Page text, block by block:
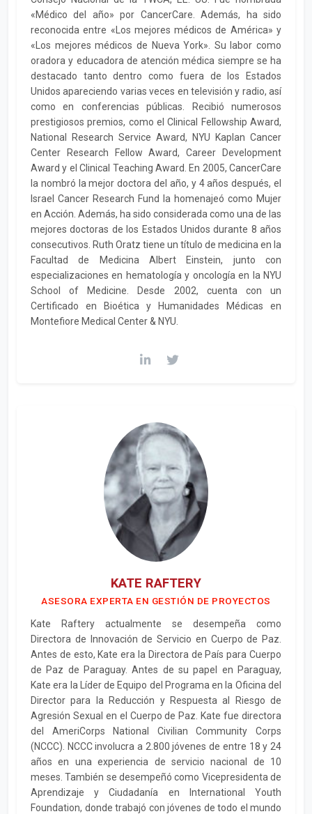
«Médico del año» por CancerCare. Además, ha sido
reconocida entre «Los mejores médicos de América» ​​y
«Los mejores médicos de Nueva York». Su labor como
oradora y educadora de atención médica siempre se ha
destacado tanto dentro como fuera de los Estados
Unidos apareciendo varias veces en televisión y radio, así
como en conferencias públicas. Recibió numerosos
prestigiosos premios, como el Clinical Fellowship Award,
National Research Service Award, NYU Kaplan Cancer
Center Research Fellow Award, Career Development
Award y el Clinical Teaching Award. En 2005, CancerCare
la nombró la mejor doctora del año, y 4 años después, el
Israel Cancer Research Fund la homenajeó como Mujer
en Acción. Además, ha sido considerada como una de las
mejores doctoras de los Estados Unidos durante 8 años
consecutivos. Ruth Oratz tiene un título de medicina en la
Facultad de Medicina Albert Einstein, junto con
especializaciones en hematología y oncología en la NYU
School of Medicine. Desde 2002, cuenta con un
Certificado en Bioética y Humanidades Médicas en
Montefiore Medical Center & NYU.
KATE RAFTERY
ASESORA EXPERTA EN GESTIÓN DE PROYECTOS
Kate Raftery actualmente se desempeña como
Directora de Innovación de Servicio en Cuerpo de Paz.
Antes de esto, Kate era la Directora de País para Cuerpo
de Paz de Paraguay. Antes de su papel en Paraguay,
Kate era la Líder de Equipo del Programa en la Oficina del
Director para la Reducción y Respuesta al Riesgo de
Agresión Sexual en el Cuerpo de Paz. Kate fue directora
del AmeriCorps National Civilian Community Corps
(NCCC). NCCC involucra a 2.800 jóvenes de entre 18 y 24
años en una experiencia de servicio nacional de 10
meses. También se desempeñó como Vicepresidenta de
Aprendizaje y Ciudadanía en International Youth
Foundation, donde trabajó con jóvenes de todo el mundo